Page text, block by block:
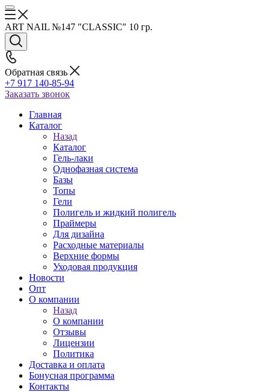
ART NAIL №147 "CLASSIC" 10 гр.
Обратная связь
+7 917 140-85-94
Заказать звонок
Главная
Каталог
Назад
Каталог
Гель-лаки
Однофазная система
Базы
Топы
Гели
Полигель и жидкий полигель
Праймеры
Для дизайна
Расходные материалы
Верхние формы
Уходовая продукция
Новости
Опт
О компании
Назад
О компании
Отзывы
Лицензии
Политика
Доставка и оплата
Бонусная программа
Контакты